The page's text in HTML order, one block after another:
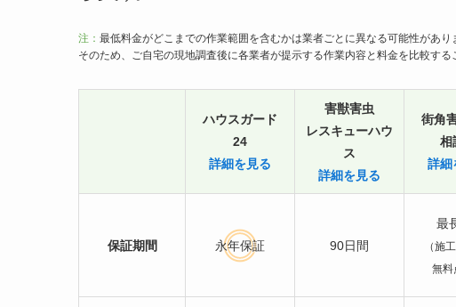
注： 最低料金がどこまでの作業範囲を含むかは業者ごとに異なる可能性があり
そのため、ご自宅の現地調査後に各業者が提示する作業内容と料金を比較する
ハウスガード
24
詳細を見る
害獣害虫
レスキューハウ
ス
詳細を見る
街角
相
詳細
保証期間 永年保証 90日間
最
（施
無料